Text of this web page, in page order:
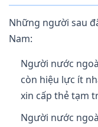
Những người sau
Nam:
Người nước
còn hiệu lực ít
xin cấp thẻ tạm
Người nước